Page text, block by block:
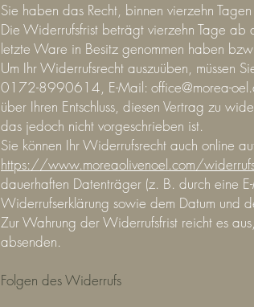
Sie haben das Recht, binnen vierzehn
Die Widerrufsfrist beträgt vierzehn Tage
letzte Ware in Besitz genommen haben
Um Ihr Widerrufsrecht auszuüben, müssen
0172-8990614, E-Mail: office@morea-
über Ihren Entschluss, diesen Vertrag zu
das jedoch nicht vorgeschrieben ist.
Sie können Ihr Widerrufsrecht auch online
https://www.moreaolivenoel.com/
dauerhaften Datenträger (z. B. durch eine
Widerrufserklärung sowie dem Datum und
Zur Wahrung der Widerrufsfrist reicht es
absenden.
Folgen des Widerrufs